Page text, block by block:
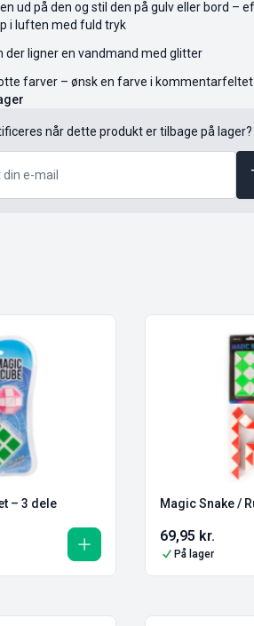
ud på den og stil den på gulv eller bord –
i luften med fuld tryk
der ligner en vandmand med glitter
farver – ønsk en farve i kommentarfeltet
når dette produkt er tilbage på lager?
– 3 dele Magic Snake /
69,95 kr.
På lager